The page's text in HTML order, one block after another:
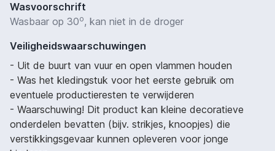
Wasvoorschrift
Wasbaar op 30o, kan niet in de droger
Veiligheidswaarschuwingen
- Uit de buurt van vuur en open vlammen houden
- Was het kledingstuk voor het eerste gebruik om
eventuele productieresten te verwijderen
- Waarschuwing! Dit product kan kleine decoratieve
onderdelen bevatten (bijv. strikjes, knoopjes) die
verstikkingsgevaar kunnen opleveren voor jonge